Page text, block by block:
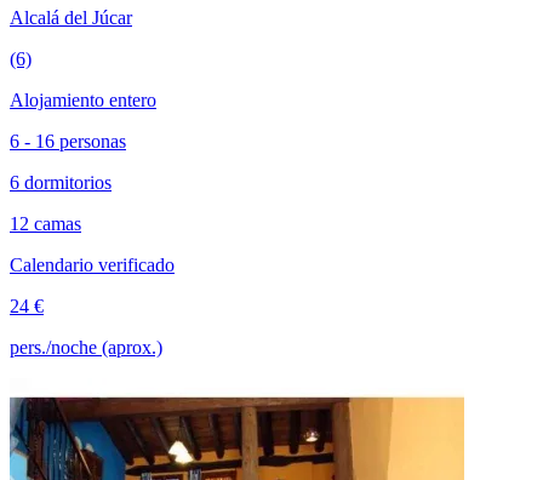
Alcalá del Júcar
(6)
Alojamiento entero
6 - 16 personas
6 dormitorios
12 camas
Calendario verificado
24 €
pers./noche (aprox.)